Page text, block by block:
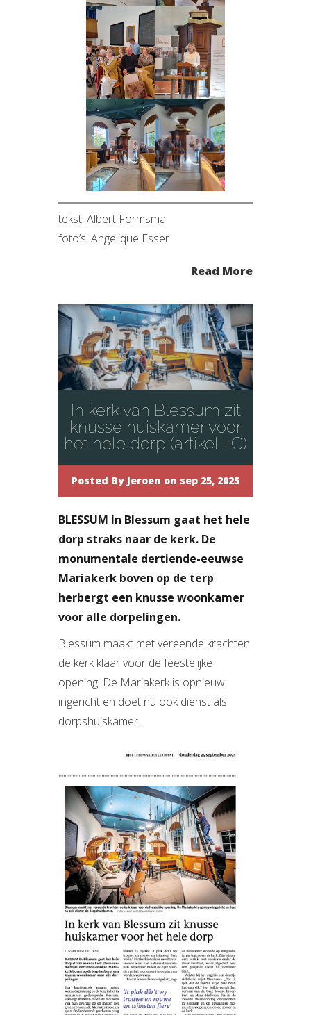
tekst: Albert Formsma
foto’s: Angelique Esser
Read More
In kerk van Blessum zit
knusse huiskamer voor
het hele dorp (artikel LC)
Posted By Jeroen on sep 25, 2025
BLESSUM In Blessum gaat het hele
dorp straks naar de kerk. De
monumentale dertiende-eeuwse
Mariakerk boven op de terp
herbergt een knusse woonkamer
voor alle dorpelingen.
Blessum maakt met vereende krachten
de kerk klaar voor de feestelijke
opening. De Mariakerk is opnieuw
ingericht en doet nu ook dienst als
dorpshuiskamer.